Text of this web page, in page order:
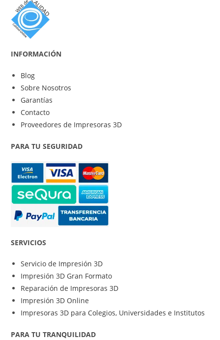
INFORMACIÓN
Blog
Sobre Nosotros
Garantías
Contacto
Proveedores de Impresoras 3D
PARA TU SEGURIDAD
SERVICIOS
Servicio de Impresión 3D
Impresión 3D Gran Formato
Reparación de Impresoras 3D
Impresión 3D Online
Impresoras 3D para Colegios, Universidades e Institutos
PARA TU TRANQUILIDAD